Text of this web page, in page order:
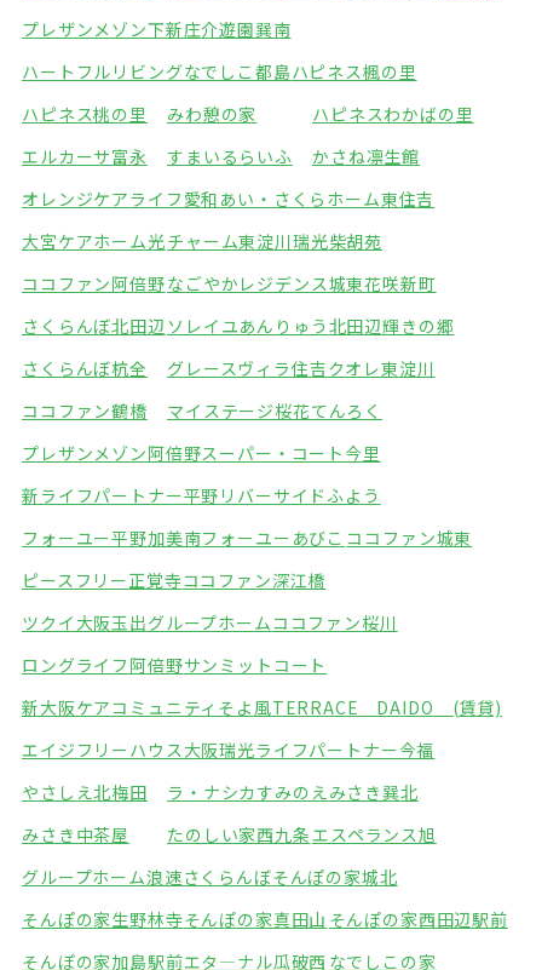
プレザンメゾン下新庄介遊園巽南
ハートフルリビングなでしこ都島ハピネス楓の里
ハピネス桃の里
みわ憩の家
ハピネスわかばの里
エルカーサ富永
すまいるらいふ
かさね凛生館
オレンジケアライフ愛和 あい・さくらホーム東住吉
大宮ケアホーム光チャーム東淀川瑞光柴胡苑
ココファン阿倍野なごやかレジデンス城東花咲新町
さくらんぼ北田辺 ソレイユあんりゅう 北田辺輝きの郷
さくらんぼ杭全
グレースヴィラ住吉クオレ東淀川
ココファン鶴橋
マイステージ桜花てんろく
プレザンメゾン阿倍野スーパー・コート今里
新ライフパートナー平野 リバーサイドふよう
フォーユー平野加美南フォーユーあびこ ココファン城東
ピースフリー正覚寺ココファン深江橋
ツクイ大阪玉出グループホームココファン桜川
ロングライフ阿倍野サンミットコート
新大阪ケアコミュニティそよ風TERRACE DAIDO (賃貸)
エイジフリーハウス大阪瑞光ライフパートナー今福
やさしえ北梅田
ラ・ナシカすみのえみさき巽北
みさき中茶屋
たのしい家西九条エスペランス旭
グループホーム浪速さくらんぼそんぽの家城北
そんぽの家生野林寺そんぽの家真田山 そんぽの家西田辺駅前
そんぽの家加島駅前エタ―ナル瓜破西 なでしこの家